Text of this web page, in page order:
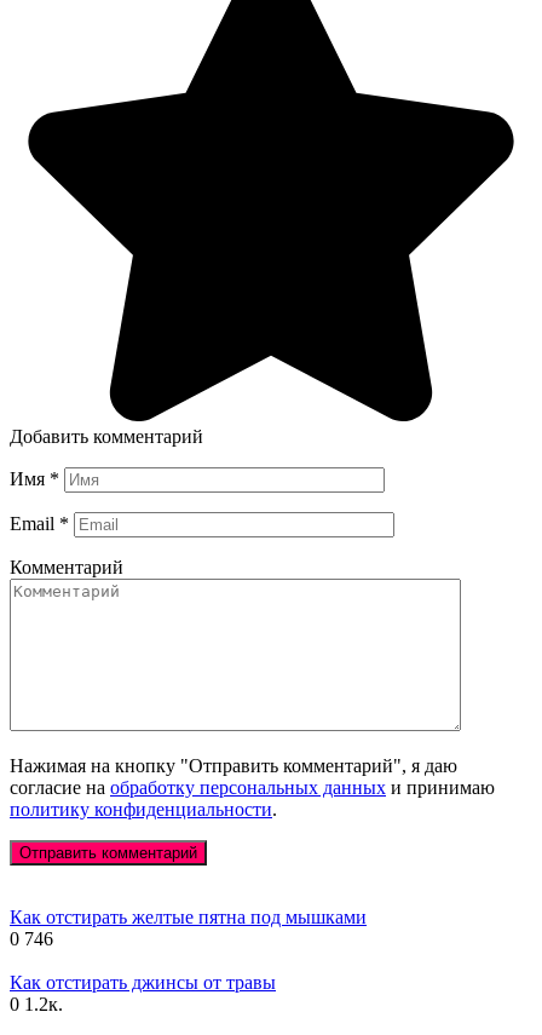
Добавить комментарий
Имя *
Email *
Комментарий
Нажимая на кнопку "Отправить комментарий", я даю
согласие на обработку персональных данных и принимаю
политику конфиденциальности.
Как отстирать желтые пятна под мышками
0 746
Как отстирать джинсы от травы
0 1.2к.